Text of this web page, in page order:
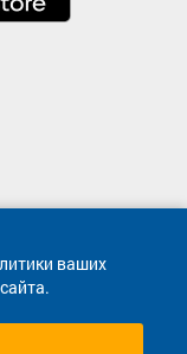
ваших